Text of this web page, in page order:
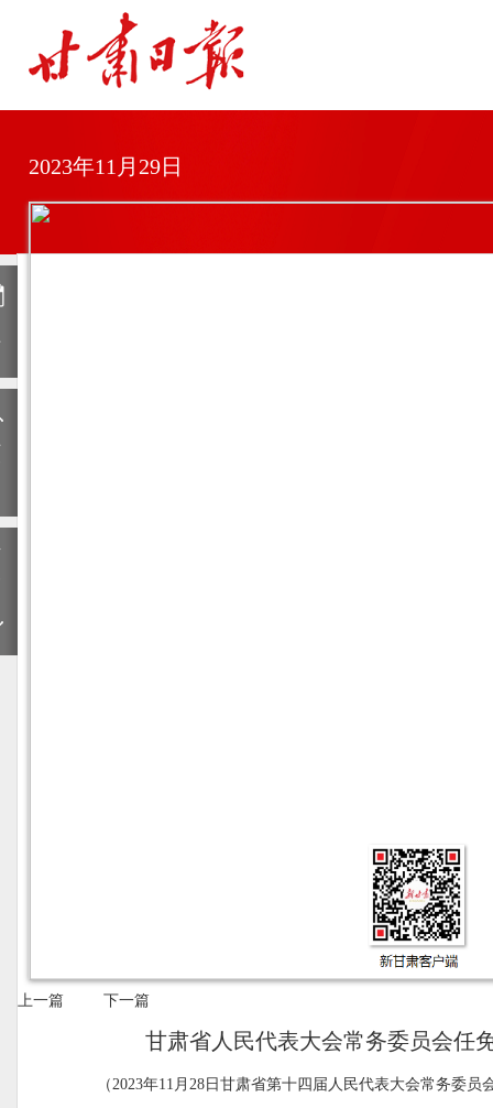
2023年11月29日
上一篇 下一篇
甘肃省人民代表大会常务委员会任
（2023年11月28日甘肃省第十四届人民代表大会常务委员